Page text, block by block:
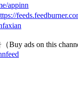
appinn
Buy ads on this